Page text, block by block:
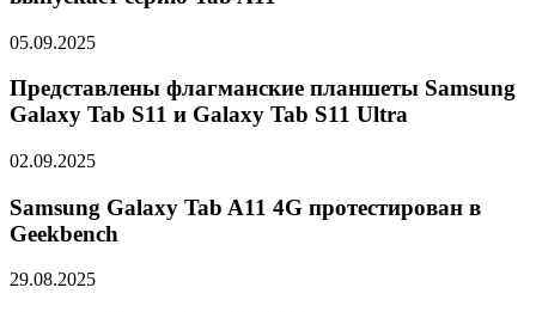
05.09.2025
Представлены флагманские планшеты Samsung
Galaxy Tab S11 и Galaxy Tab S11 Ultra
02.09.2025
Samsung Galaxy Tab A11 4G протестирован в
Geekbench
29.08.2025